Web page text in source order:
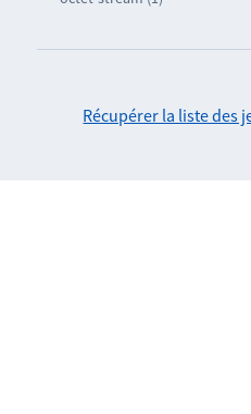
Récupérer la liste des